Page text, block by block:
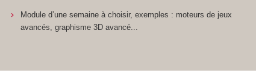
Module d’une semaine à choisir, exemples : moteurs de jeux
avancés, graphisme 3D avancé...